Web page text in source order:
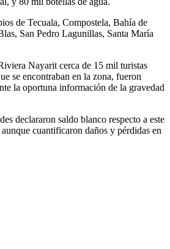
de Tecuala, Compostela, Bahía de
San Pedro Lagunillas, Santa María
Nayarit cerca de 15 mil turistas
se encontraban en la zona, fueron
la oportuna información de la gravedad
declararon saldo blanco respecto a este
cuantificaron daños y pérdidas en